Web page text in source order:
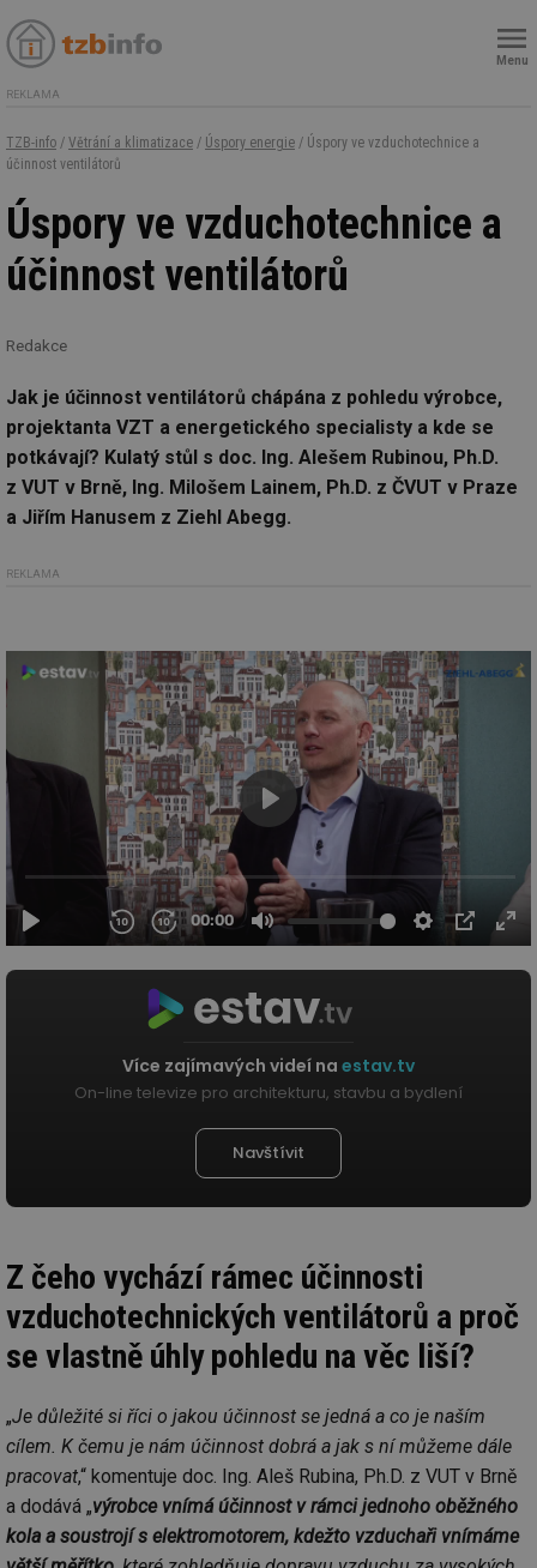
Menu
REKLAMA
TZB-info / Větrání a klimatizace / Úspory energie / Úspory ve vzduchotechnice a
účinnost ventilátorů
Úspory ve vzduchotechnice a
účinnost ventilátorů
Redakce
Jak je účinnost ventilátorů chápána z pohledu výrobce,
projektanta VZT a energetického specialisty a kde se
potkávají? Kulatý stůl s doc. Ing. Alešem Rubinou, Ph.D.
z VUT v Brně, Ing. Milošem Lainem, Ph.D. z ČVUT v Praze
a Jiřím Hanusem z Ziehl Abegg.
REKLAMA
Více zajímavých videí na estav.tv
On-line televize pro architekturu, stavbu a bydlení
Navštívit
Z čeho vychází rámec účinnosti
vzduchotechnických ventilátorů a proč
se vlastně úhly pohledu na věc liší?
„Je důležité si říci o jakou účinnost se jedná a co je naším
cílem. K čemu je nám účinnost dobrá a jak s ní můžeme dále
pracovat,“ komentuje doc. Ing. Aleš Rubina, Ph.D. z VUT v Brně
a dodává „výrobce vnímá účinnost v rámci jednoho oběžného
kola a soustrojí s elektromotorem, kdežto vzduchaři vnímáme